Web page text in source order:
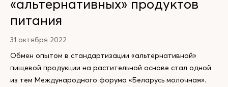
«альтернативных» продуктов
питания
31 октября 2022
Обмен опытом в стандартизации «альтернативной»
пищевой продукции на растительной основе стал одной
из тем Международного форума «Беларусь молочная».